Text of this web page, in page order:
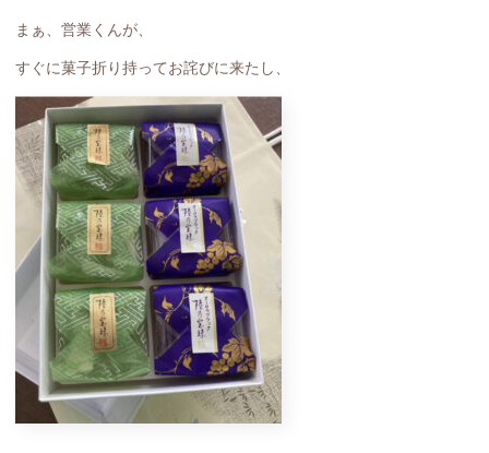
まぁ、営業くんが、
すぐに菓子折り持ってお詫びに来たし、